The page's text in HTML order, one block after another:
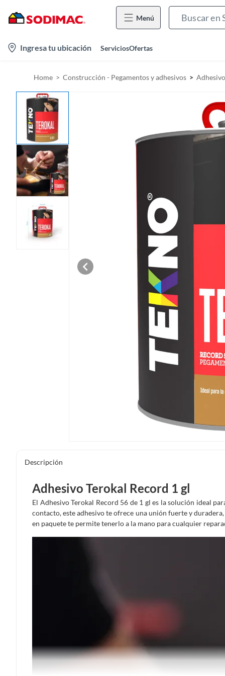
Menú
Ingresa tu ubicación ServiciosOfertas
Home Construcción - Pegamentos y adhesivos
Descripción
Adhesivo Terokal Record 1 gl
El Adhesivo Terokal Record 56 de 1 gl es la solución ideal
contacto, este adhesivo te ofrece una unión fuerte y
en paquete te permite tenerlo a la mano para cualquier